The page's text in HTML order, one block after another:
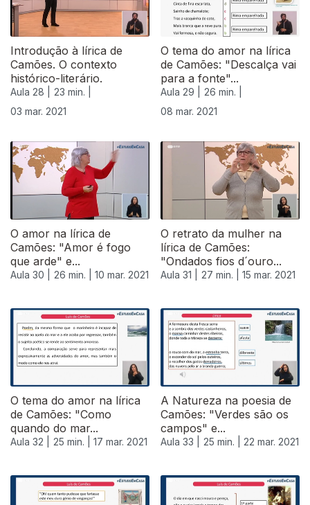
Introdução à lírica de
Camões. O contexto
histórico-literário.
Aula 28 |
23 min. |
03 mar. 2021
O tema do amor na lírica
de Camões: "Descalça vai
para a fonte"...
Aula 29 |
26 min. |
08 mar. 2021
O amor na lírica de
Camões: "Amor é fogo
que arde" e...
Aula 30 | 26 min. | 10 mar. 2021
O retrato da mulher na
lírica de Camões:
"Ondados fios d´ouro...
Aula 31 | 27 min. | 15 mar. 2021
O tema do amor na lírica
de Camões: "Como
quando do mar...
Aula 32 | 25 min. | 17 mar. 2021
A Natureza na poesia de
Camões: "Verdes são os
campos" e...
Aula 33 | 25 min. | 22 mar. 2021
535210